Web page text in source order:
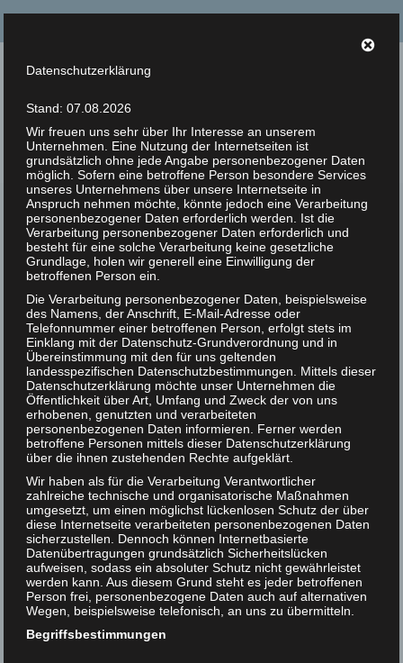
Tierrechte Kaplan
Helmut F. Kaplan – Philosoph und Autor
Menü
Zur Person
Artikel
Bücher
Zitate
Photos
Animal Rights Art
Helmut F. Kaplan unterstützen
Kontakt
Animal Rights Art
21
NOV 2016
5dezember
Datenschutzerklärung
Stand: 07.08.2026
Wir freuen uns sehr über Ihr Interesse an unserem
Unternehmen. Eine Nutzung der Internetseiten ist
grundsätzlich ohne jede Angabe personenbezogener Daten
möglich. Sofern eine betroffene Person besondere Services
unseres Unternehmens über unsere Internetseite in
Anspruch nehmen möchte, könnte jedoch eine Verarbeitung
personenbezogener Daten erforderlich werden. Ist die
Verarbeitung personenbezogener Daten erforderlich und
besteht für eine solche Verarbeitung keine gesetzliche
Grundlage, holen wir generell eine Einwilligung der
betroffenen Person ein.
Die Verarbeitung personenbezogener Daten, beispielsweise
des Namens, der Anschrift, E-Mail-Adresse oder
Telefonnummer einer betroffenen Person, erfolgt stets im
Einklang mit der Datenschutz-Grundverordnung und in
Übereinstimmung mit den für uns geltenden
landesspezifischen Datenschutzbestimmungen. Mittels dieser
Datenschutzerklärung möchte unser Unternehmen die
Öffentlichkeit über Art, Umfang und Zweck der von uns
erhobenen, genutzten und verarbeiteten
personenbezogenen Daten informieren. Ferner werden
betroffene Personen mittels dieser Datenschutzerklärung
über die ihnen zustehenden Rechte aufgeklärt.
Wir haben als für die Verarbeitung Verantwortlicher
zahlreiche technische und organisatorische Maßnahmen
umgesetzt, um einen möglichst lückenlosen Schutz der über
diese Internetseite verarbeiteten personenbezogenen Daten
sicherzustellen. Dennoch können Internetbasierte
Datenübertragungen grundsätzlich Sicherheitslücken
aufweisen, sodass ein absoluter Schutz nicht gewährleistet
werden kann. Aus diesem Grund steht es jeder betroffenen
Person frei, personenbezogene Daten auch auf alternativen
Wegen, beispielsweise telefonisch, an uns zu übermitteln.
Begriffsbestimmungen